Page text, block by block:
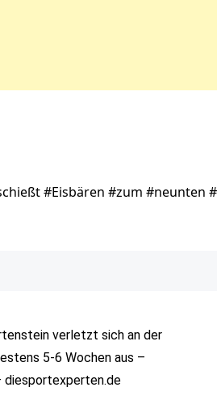
#Eisbären #zum #neunten
verletzt sich an der
5-6 Wochen aus –
diesportexperten.de